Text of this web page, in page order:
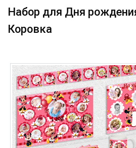
Набор для Дня
Коровка